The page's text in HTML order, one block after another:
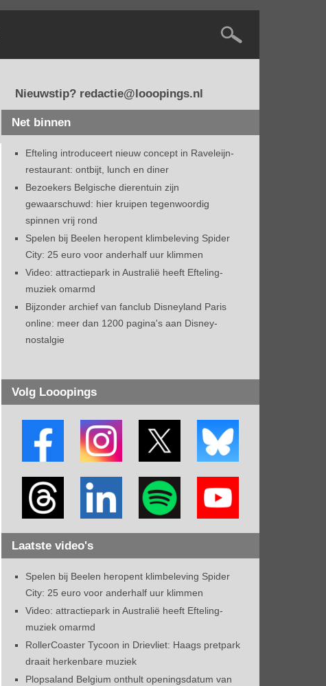
Nieuwstip? redactie@looopings.nl
Net binnen
Efteling introduceert nieuw concept in Raveleijn-
restaurant: ontbijt, lunch en diner
Bezoekers Belgische dierentuin zijn
gewaarschuwd: hier kruipen tegenwoordig
spinnen vrij rond
Spelen bij Beelen heropent klimbeleving Spider
City: 25 euro voor anderhalf uur klimmen
Video: attractiepark in Australië heeft Efteling-
muziek omarmd
Bijzonder archief van fanclub Disneyland Paris
online: meer dan 1200 pagina's aan Disney-
nostalgie
Volg Looopings
Laatste video's
Spelen bij Beelen heropent klimbeleving Spider
City: 25 euro voor anderhalf uur klimmen
Video: attractiepark in Australië heeft Efteling-
muziek omarmd
RollerCoaster Tycoon in Drievliet: Haags pretpark
draait herkenbare muziek
Plopsaland Belgium onthult openingsdatum van